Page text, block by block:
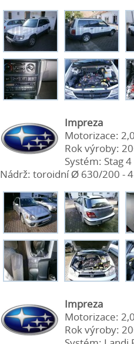
Impreza
Motorizace:
Rok výroby:
Systém: Stag
Nádrž: toroidní Ø 630/200 -
Impreza
Motorizace:
Rok výroby: